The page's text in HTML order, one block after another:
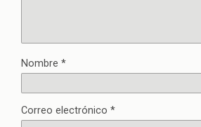
Nombre *
Correo electrónico *